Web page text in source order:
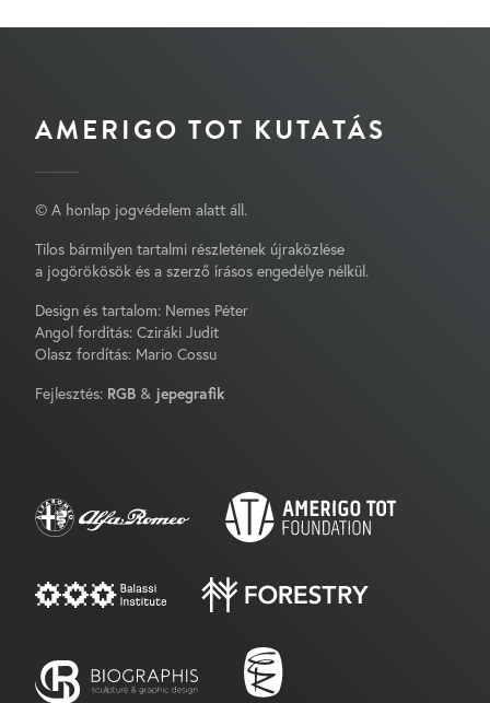
AMERIGO TOT KUTATÁS
© A honlap jogvédelem alatt áll.
Tilos bármilyen tartalmi részletének újraközlése
a jogörökösök és a szerző írásos engedélye nélkül.
Design és tartalom: Nemes Péter
Angol fordítás: Cziráki Judit
Olasz fordítás: Mario Cossu
Fejlesztés: RGB & jepegrafik